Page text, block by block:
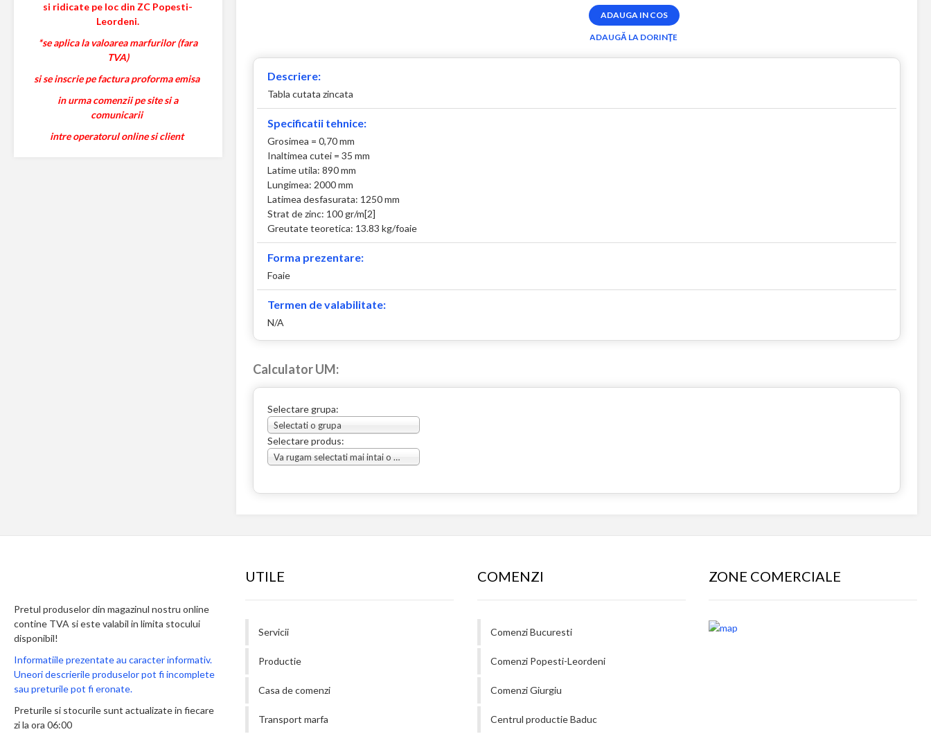
si ridicate pe loc din ZC Popesti-
Leordeni.
*se aplica la valoarea marfurilor (fara
TVA)
si se inscrie pe factura proforma emisa
in urma comenzii pe site si a
comunicarii
intre operatorul online si client
Descriere:
Tabla cutata zincata
Specificatii tehnice:
Grosimea = 0,70 mm
Inaltimea cutei = 35 mm
Latime utila: 890 mm
Lungimea: 2000 mm
Latimea desfasurata: 1250 mm
Strat de zinc: 100 gr/m[2]
Greutate teoretica: 13.83 kg/foaie
Forma prezentare:
Foaie
Termen de valabilitate:
N/A
Calculator UM:
Selectare grupa:
Selectati o grupa
Selectare produs:
Va rugam selectati mai intai o grupa
Pretul produselor din magazinul nostru online
contine TVA si este valabil in limita stocului
disponibil!
Informatiile prezentate au caracter informativ.
Uneori descrierile produselor pot fi incomplete
sau preturile pot fi eronate.
Preturile si stocurile sunt actualizate in fiecare
zi la ora 06:00
UTILE
Servicii
Productie
Casa de comenzi
Transport marfa
COMENZI
Comenzi Bucuresti
Comenzi Popesti-Leordeni
Comenzi Giurgiu
Centrul productie Baduc
ZONE COMERCIALE